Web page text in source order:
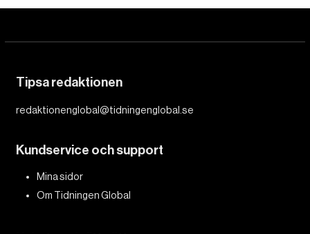
Tipsa redaktionen
redaktionenglobal@tidningenglobal.se
Kundservice och support
Mina sidor
Om Tidningen Global